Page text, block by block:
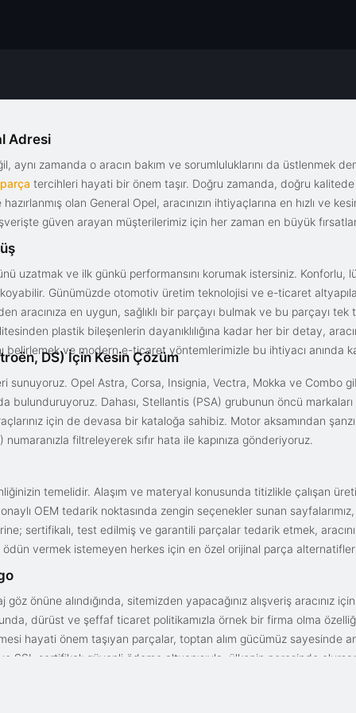
Adresi
zamanda o aracın bakım ve sorumluluklarını da üstlenmek
tercihleri hayati bir önem taşır. Doğru zamanda, doğru
olan General Opel, aracınızın ihtiyaçlarına en hızlı ve
güven arayan müşterilerimiz için her zaman en büyük
uzatmak ve ilk günkü performansını korumak istersiniz.
Günümüzde otomotiv üretim teknolojisi ve e-ticaret
en uygun, sağlıklı bir parçayı bulmak ve bu parçayı tek
plastik bileşenlerin dayanıklılığına kadar her bir detay,
belirlemek ve modern e-ticaret yöntemlerimizle bu ihtiyacı anında
DS) İçin Kesin Çözüm
sunuyoruz. Opel Astra, Corsa, Insignia, Vectra, Mokka ve Combo
bulunduruyoruz. Dahası, Stellantis (PSA) grubunun öncü
için de devasa bir kataloğa sahibiz. Motor aksamından
filtreleyerek sıfır hata ile kapınıza gönderiyoruz.
temelidir. Alaşım ve materyal konusunda titizlikle çalışan
OEM tedarik noktasında zengin seçenekler sunan
sertifikalı, test edilmiş ve garantili parçalar tedarik etmek,
vermek istemeyen herkes için en özel orijinal parça
önüne alındığında, sitemizden yapacağınız alışveriş aracınız
dürüst ve şeffaf ticaret politikamızla örnek bir firma olma
hayati önem taşıyan parçalar, toptan alım gücümüz sayesinde
SSL sertifikalı güvenli ödeme altyapısıyla; ülkenin neresinde